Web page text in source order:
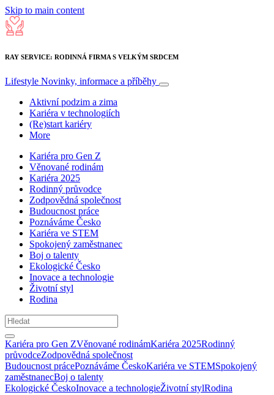
Skip to main content
RAY SERVICE: RODINNÁ FIRMA S VELKÝM SRDCEM
Lifestyle Novinky, informace a příběhy
Aktivní podzim a zima
Kariéra v technologiích
(Re)start kariéry
More
Kariéra pro Gen Z
Věnované rodinám
Kariéra 2025
Rodinný průvodce
Zodpovědná společnost
Budoucnost práce
Poznáváme Česko
Kariéra ve STEM
Spokojený zaměstnanec
Boj o talenty
Ekologické Česko
Inovace a technologie
Životní styl
Rodina
Kariéra pro Gen ZVěnované rodinámKariéra 2025Rodinný
průvodceZodpovědná společnost
Budoucnost prácePoznáváme ČeskoKariéra ve STEMSpokojený
zaměstnanecBoj o talenty
Ekologické ČeskoInovace a technologieŽivotní stylRodina